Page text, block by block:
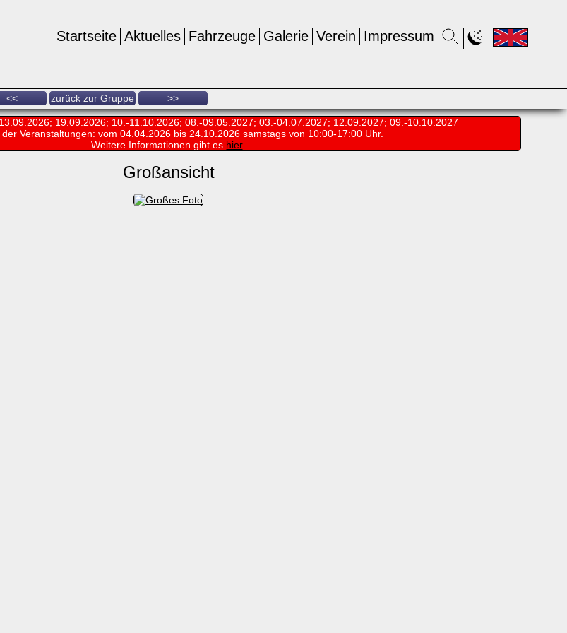
Impressum
Verein
Galerie
Fahrzeuge
Aktuelles
Startseite
<< zurück zur Gruppe >>
19.09.2026; 10.-11.10.2026; 08.-09.05.2027; 03.-04.07.2027; 12.09.2027; 09.-10.10.2027
der Veranstaltungen:vom 04.04.2026 bis 24.10.2026 samstags von 10:00-17:00 Uhr.
Weitere Informationen gibt es hier.
Großansicht